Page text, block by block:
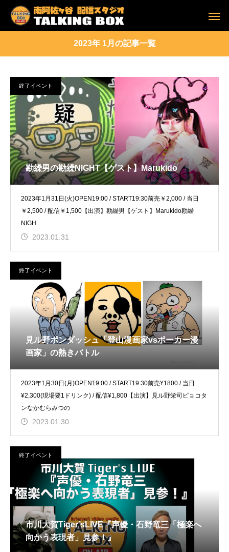
2023年 1月の記事一覧
終了イベント
勘繰男の勘繰NIGHT【ゲスト】Marukido
2023年1月31日(火)OPEN19:00 / START19:30前売￥2,000 / 当日
￥2,500 / 配信￥1,500【出演】勘繰男【ゲスト】Marukido勘繰
NIGH
2023.01.31
終了イベント
見ル野ポンダッシュ「登山漫画家vsポーカー漫
画家」の熱きバトル
2023年1月30日(月)OPEN19:00 / START19:30前売¥1800 / 当日
¥2,300(現場要1ドリンク) / 配信¥1,800【出演】見ル野栄司ピョコタ
ンなかむらみつの
2023.01.30
終了イベント
市川大賀Tiger’sLIVE『声優・石野竜三「極楽へ
向かう表現者」見参！』